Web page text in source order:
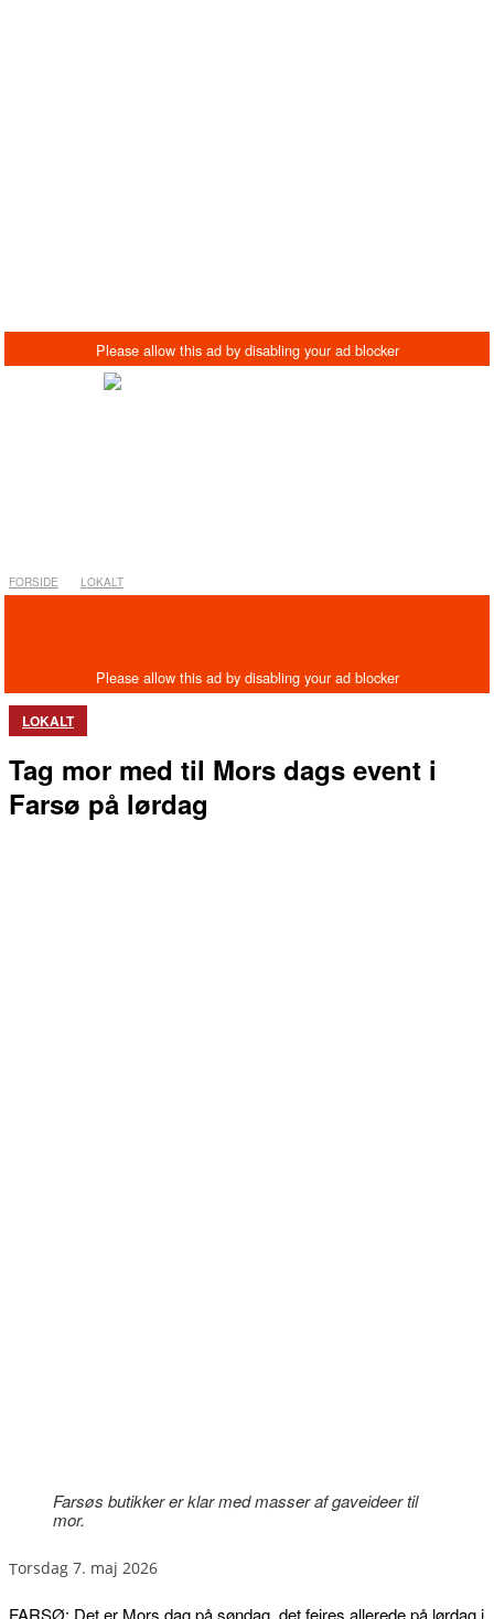
FORSIDE LOKALT
LOKALT
Tag mor med til Mors dags event i
Farsø på lørdag
Farsøs butikker er klar med masser af gaveideer til
mor.
torsdag 7. maj 2026
FARSØ: Det er Mors dag på søndag, det fejres allerede på lørdag i